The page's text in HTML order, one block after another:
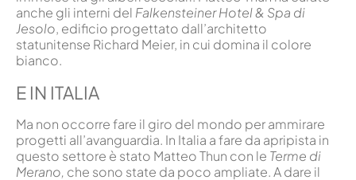
anche gli interni del Falkensteiner Hotel & Spa di
Jesolo, edificio progettato dall’architetto
statunitense Richard Meier, in cui domina il colore
bianco.
E IN ITALIA
Ma non occorre fare il giro del mondo per ammirare
progetti all’avanguardia. In Italia a fare da apripista in
questo settore è stato Matteo Thun con le Terme di
Merano, che sono state da poco ampliate. A dare il